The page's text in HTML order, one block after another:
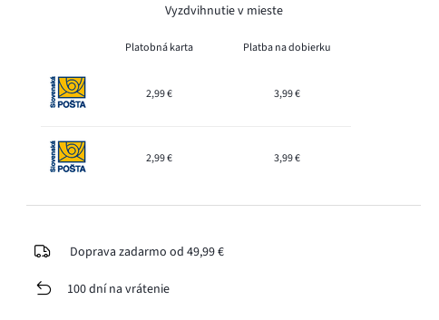
Vyzdvihnutie v mieste
Platobná karta Platba na dobierku
2,99 € 3,99 €
2,99 € 3,99 €
Doprava zadarmo od 49,99 €
100 dní na vrátenie